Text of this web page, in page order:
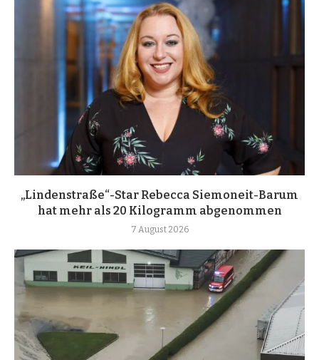
„Lindenstraße“-Star Rebecca Siemoneit-Barum
hat mehr als 20 Kilogramm abgenommen
7 August 2026